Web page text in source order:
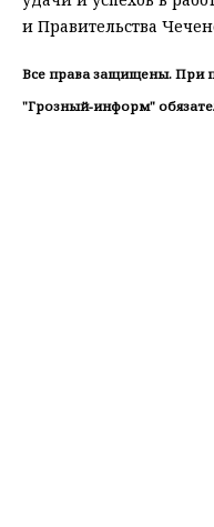
и Правительства
Все права защищены. При
"Грозный-информ"